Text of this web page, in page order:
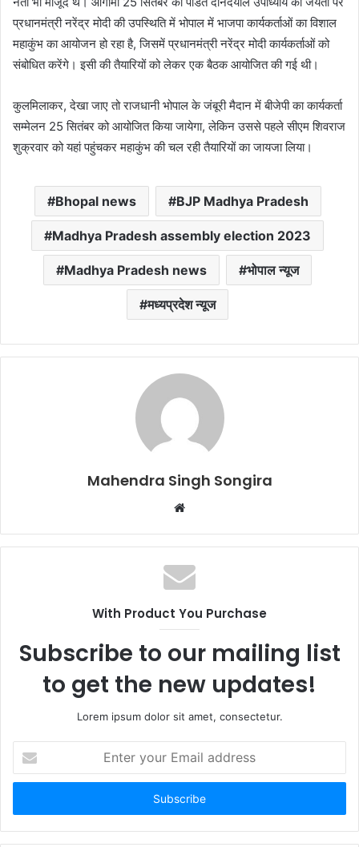
प्रधानमंत्री नरेंद्र मोदी की उपस्थिति में भोपाल में भाजपा कार्यकर्ताओं का विशाल
महाकुंभ का आयोजन हो रहा है, जिसमें प्रधानमंत्री नरेंद्र मोदी कार्यकर्ताओं को
संबोधित करेंगे। इसी की तैयारियों को लेकर एक बैठक आयोजित की गई थी।
कुलमिलाकर, देखा जाए तो राजधानी भोपाल के जंबूरी मैदान में बीजेपी का कार्यकर्ता
सम्मेलन 25 सितंबर को आयोजित किया जायेगा, लेकिन उससे पहले सीएम शिवराज
शुक्रवार को यहां पहुंचकर महाकुंभ की चल रही तैयारियों का जायजा लिया।
Bhopal news BJP Madhya Pradesh
Madhya Pradesh assembly election 2023
Madhya Pradesh news भोपाल न्यूज
मध्यप्रदेश न्यूज
Mahendra Singh Songira
Website
With Product You Purchase
Subscribe to our mailing list
to get the new updates!
Lorem ipsum dolor sit amet, consectetur.
your
Email